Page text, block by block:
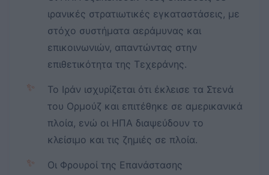
ιρανικές στρατιωτικές εγκαταστάσεις, με
στόχο συστήματα αεράμυνας και
επικοινωνιών, απαντώντας στην
επιθετικότητα της Τεχεράνης.
✨
Το Ιράν ισχυρίζεται ότι έκλεισε τα Στενά
του Ορμούζ και επιτέθηκε σε αμερικανικά
πλοία, ενώ οι ΗΠΑ διαψεύδουν το
κλείσιμο και τις ζημιές σε πλοία.
✨
Οι Φρουροί της Επανάστασης